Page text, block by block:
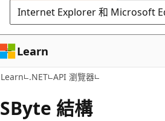
覽Internet Explorer 和 Microsoft
Learn
Learn .NET API 瀏覽器
SByte 結構